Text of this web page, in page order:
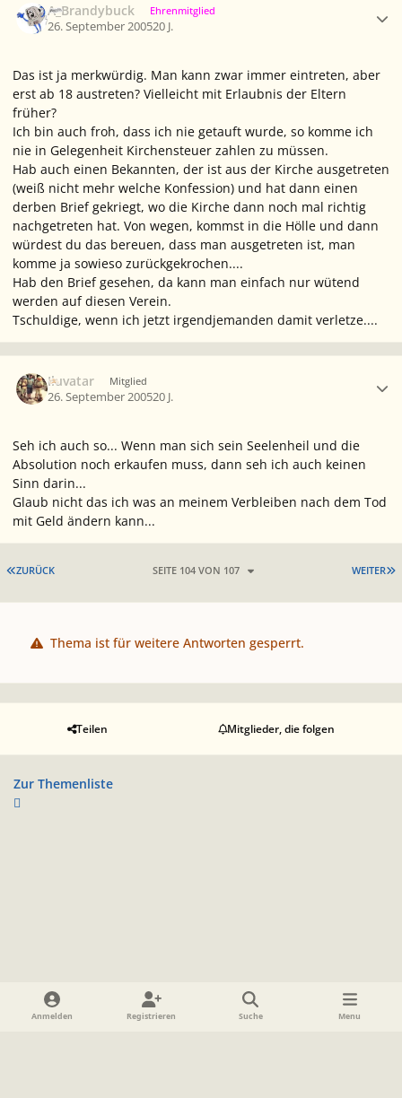
A_Brandybuck Ehrenmitglied
26. September 200520 J.
Das ist ja merkwürdig. Man kann zwar immer eintreten, aber
erst ab 18 austreten? Vielleicht mit Erlaubnis der Eltern
früher?
Ich bin auch froh, dass ich nie getauft wurde, so komme ich
nie in Gelegenheit Kirchensteuer zahlen zu müssen.
Hab auch einen Bekannten, der ist aus der Kirche ausgetreten
(weiß nicht mehr welche Konfession) und hat dann einen
derben Brief gekriegt, wo die Kirche dann noch mal richtig
nachgetreten hat. Von wegen, kommst in die Hölle und dann
würdest du das bereuen, dass man ausgetreten ist, man
komme ja sowieso zurückgekrochen....
Hab den Brief gesehen, da kann man einfach nur wütend
werden auf diesen Verein.
Tschuldige, wenn ich jetzt irgendjemanden damit verletze....
Iluvatar Mitglied
26. September 200520 J.
Seh ich auch so... Wenn man sich sein Seelenheil und die
Absolution noch erkaufen muss, dann seh ich auch keinen
Sinn darin...
Glaub nicht das ich was an meinem Verbleiben nach dem Tod
mit Geld ändern kann...
ERSTE SEITE
ZURÜCK WEITER
SEITE 104 VON 107
Thema ist für weitere Antworten gesperrt.
Teilen Mitglieder, die folgen
Zur Themenliste
Heller Modus
Dunkler ModusSystemeinstellung
Anmelden Registrieren Suche Menu